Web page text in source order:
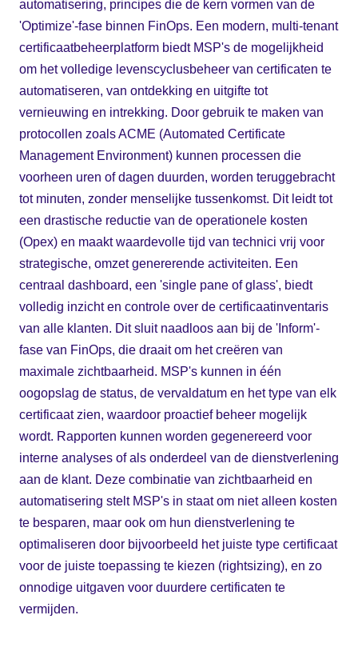
automatisering, principes die de kern vormen van de
'Optimize'-fase binnen FinOps. Een modern, multi-tenant
certificaatbeheerplatform biedt MSP's de mogelijkheid
om het volledige levenscyclusbeheer van certificaten te
automatiseren, van ontdekking en uitgifte tot
vernieuwing en intrekking. Door gebruik te maken van
protocollen zoals ACME (Automated Certificate
Management Environment) kunnen processen die
voorheen uren of dagen duurden, worden teruggebracht
tot minuten, zonder menselijke tussenkomst. Dit leidt tot
een drastische reductie van de operationele kosten
(Opex) en maakt waardevolle tijd van technici vrij voor
strategische, omzet genererende activiteiten. Een
centraal dashboard, een 'single pane of glass', biedt
volledig inzicht en controle over de certificaatinventaris
van alle klanten. Dit sluit naadloos aan bij de 'Inform'-
fase van FinOps, die draait om het creëren van
maximale zichtbaarheid. MSP's kunnen in één
oogopslag de status, de vervaldatum en het type van elk
certificaat zien, waardoor proactief beheer mogelijk
wordt. Rapporten kunnen worden gegenereerd voor
interne analyses of als onderdeel van de dienstverlening
aan de klant. Deze combinatie van zichtbaarheid en
automatisering stelt MSP's in staat om niet alleen kosten
te besparen, maar ook om hun dienstverlening te
optimaliseren door bijvoorbeeld het juiste type certificaat
voor de juiste toepassing te kiezen (rightsizing), en zo
onnodige uitgaven voor duurdere certificaten te
vermijden.